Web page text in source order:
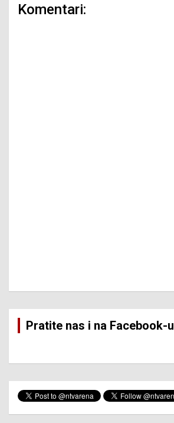
Komentari:
Pratite nas i na Facebook-u